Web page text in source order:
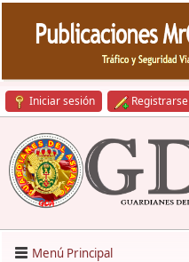
Iniciar sesión Registrarse
Menú Principal